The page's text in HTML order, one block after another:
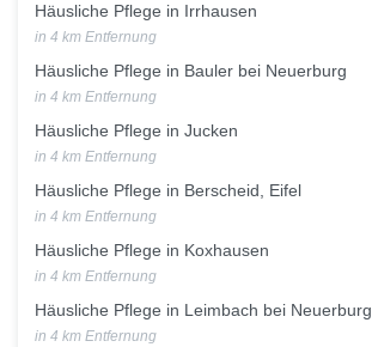
Häusliche Pflege in Irrhausen
in 4 km Entfernung
Häusliche Pflege in Bauler bei Neuerburg
in 4 km Entfernung
Häusliche Pflege in Jucken
in 4 km Entfernung
Häusliche Pflege in Berscheid, Eifel
in 4 km Entfernung
Häusliche Pflege in Koxhausen
in 4 km Entfernung
Häusliche Pflege in Leimbach bei Neuerburg
in 4 km Entfernung